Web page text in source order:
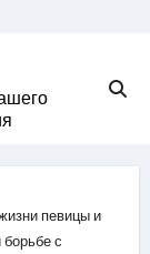
певицы и
с